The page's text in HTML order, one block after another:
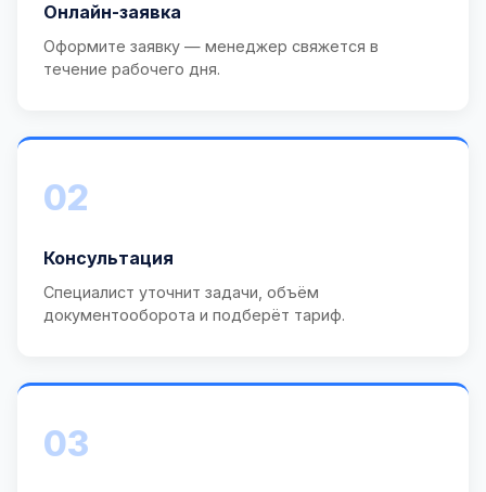
Онлайн-заявка
Оформите заявку — менеджер свяжется в
течение рабочего дня.
02
Консультация
Специалист уточнит задачи, объём
документооборота и подберёт тариф.
03